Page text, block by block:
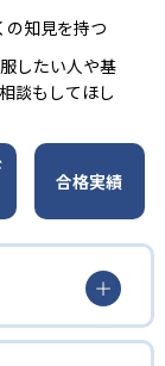
の知見を持つ
したい人や基
談もしてほし
合格実績
別指導塾